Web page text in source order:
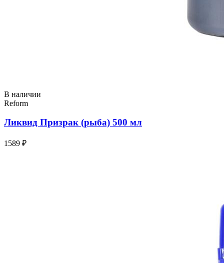
В наличии
Reform
Ликвид Призрак (рыба) 500 мл
1589 ₽